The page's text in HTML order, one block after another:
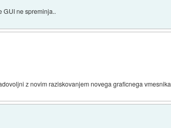
GUI ne spreminja..
z novim raziskovanjem novega graficnega vmesnika